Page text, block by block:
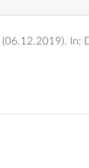
(06.12.2019). In: